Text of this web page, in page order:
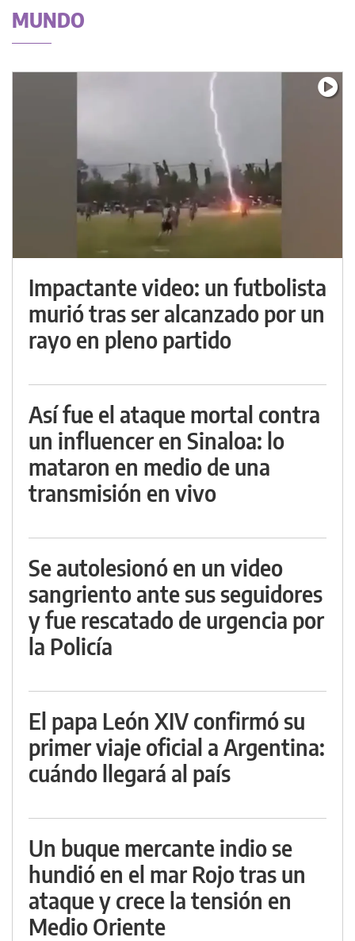
MUNDO
Impactante video: un futbolista
murió tras ser alcanzado por un
rayo en pleno partido
Así fue el ataque mortal contra
un influencer en Sinaloa: lo
mataron en medio de una
transmisión en vivo
Se autolesionó en un video
sangriento ante sus seguidores
y fue rescatado de urgencia por
la Policía
El papa León XIV confirmó su
primer viaje oficial a Argentina:
cuándo llegará al país
Un buque mercante indio se
hundió en el mar Rojo tras un
ataque y crece la tensión en
Medio Oriente